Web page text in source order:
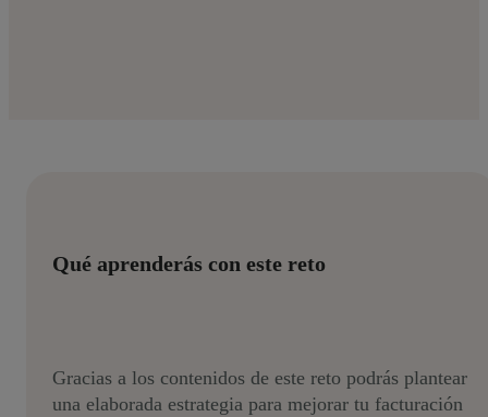
Qué aprenderás con este reto
Gracias a los contenidos de este reto podrás plantear
una elaborada estrategia para mejorar tu facturación